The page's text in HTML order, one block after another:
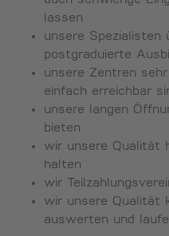
lassen
unsere Spezialisten
postgraduierte
unsere Zentren
einfach erreichbar
unsere langen
bieten
wir unsere Qualität
halten
wir
wir unsere Qualität
auswerten und